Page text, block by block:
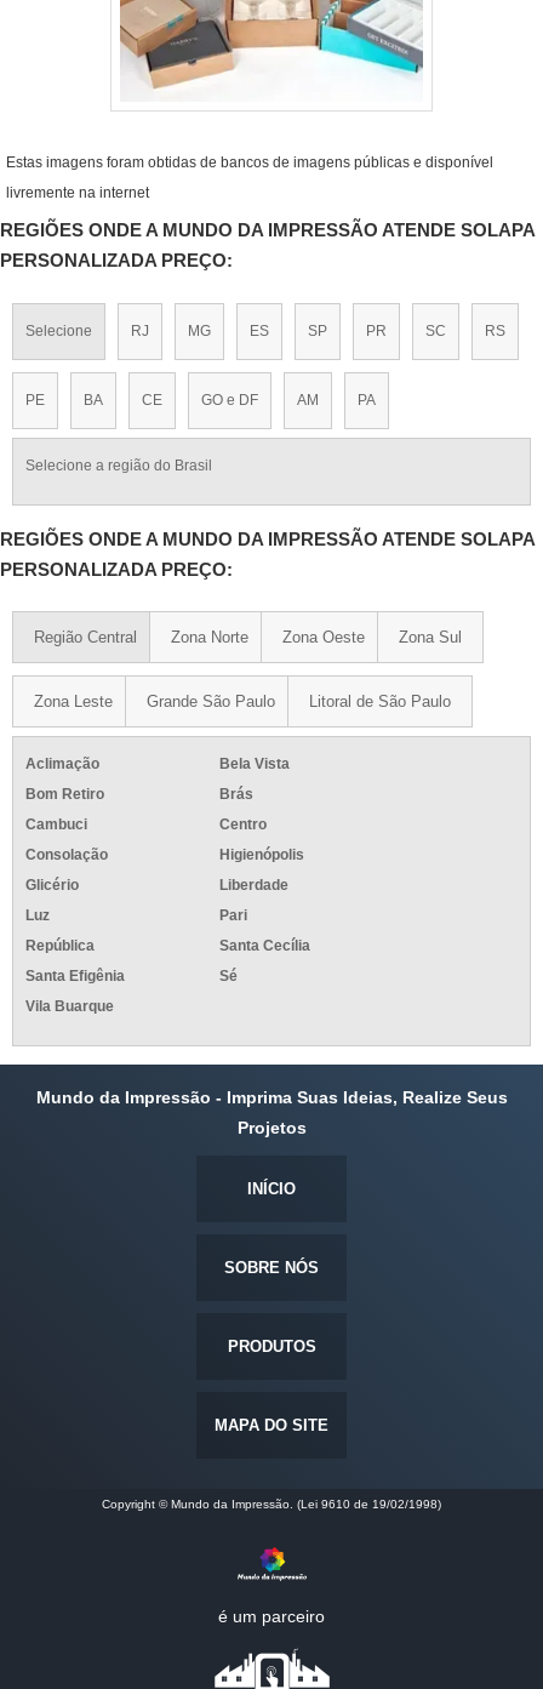
Estas imagens foram obtidas de bancos de imagens públicas e disponível
livremente na internet
REGIÕES ONDE A MUNDO DA IMPRESSÃO ATENDE SOLAPA
PERSONALIZADA PREÇO:
Selecione RJ MG ES SP PR SC RS
PE BA CE GO e DF AM PA
Selecione a região do Brasil
REGIÕES ONDE A MUNDO DA IMPRESSÃO ATENDE SOLAPA
PERSONALIZADA PREÇO:
Região Central Zona Norte Zona Oeste Zona Sul
Zona Leste Grande São Paulo Litoral de São Paulo
Aclimação
Bela Vista
Bom Retiro
Brás
Cambuci
Centro
Consolação
Higienópolis
Glicério
Liberdade
Luz
Pari
República
Santa Cecília
Santa Efigênia
Sé
Vila Buarque
Mundo da Impressão - Imprima Suas Ideias, Realize Seus
Projetos
INÍCIO
SOBRE NÓS
PRODUTOS
MAPA DO SITE
Copyright © Mundo da Impressão. (Lei 9610 de 19/02/1998)
é um parceiro